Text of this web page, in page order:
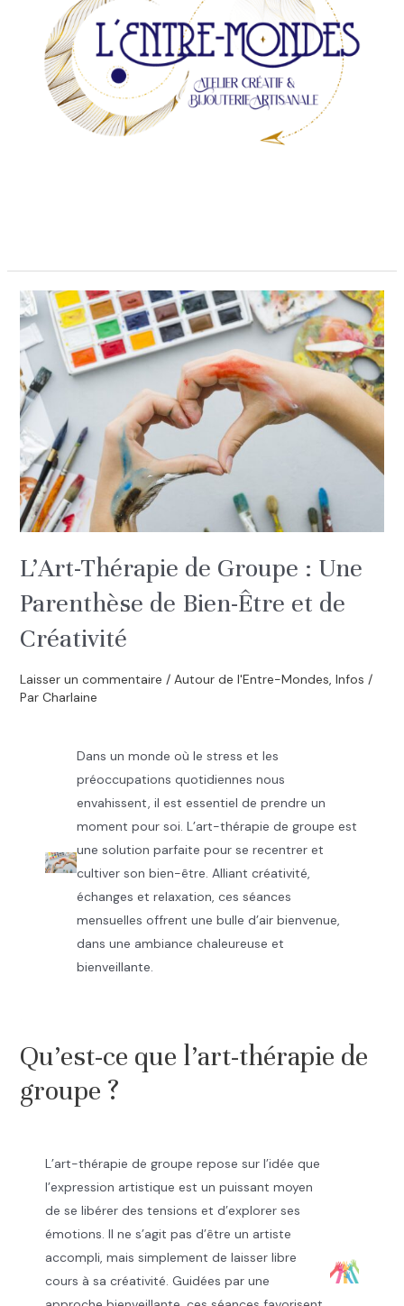
L’Art-Thérapie de Groupe : Une
Parenthèse de Bien-Être et de
Créativité
Laisser un commentaire / Autour de l'Entre-Mondes, Infos /
Par Charlaine
Dans un monde où le stress et les
préoccupations quotidiennes nous
envahissent, il est essentiel de prendre un
moment pour soi. L’art-thérapie de groupe est
une solution parfaite pour se recentrer et
cultiver son bien-être. Alliant créativité,
échanges et relaxation, ces séances
mensuelles offrent une bulle d’air bienvenue,
dans une ambiance chaleureuse et
bienveillante.
Qu’est-ce que l’art-thérapie de
groupe ?
L’art-thérapie de groupe repose sur l’idée que
l’expression artistique est un puissant moyen
de se libérer des tensions et d’explorer ses
émotions. Il ne s’agit pas d’être un artiste
accompli, mais simplement de laisser libre
cours à sa créativité. Guidées par une